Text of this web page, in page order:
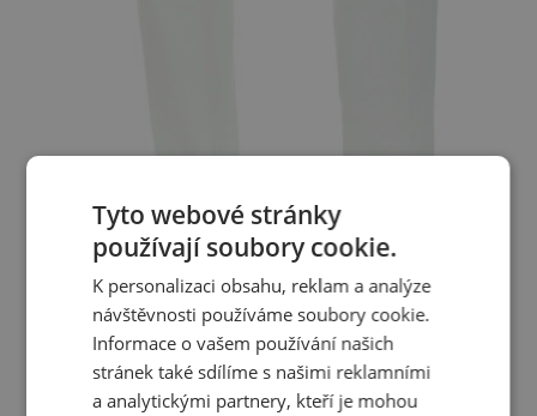
Tyto webové stránky
používají soubory cookie.
K personalizaci obsahu, reklam a analýze
návštěvnosti používáme soubory cookie.
Informace o vašem používání našich
stránek také sdílíme s našimi reklamními
a analytickými partnery, kteří je mohou